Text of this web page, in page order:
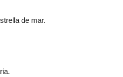
de mar.